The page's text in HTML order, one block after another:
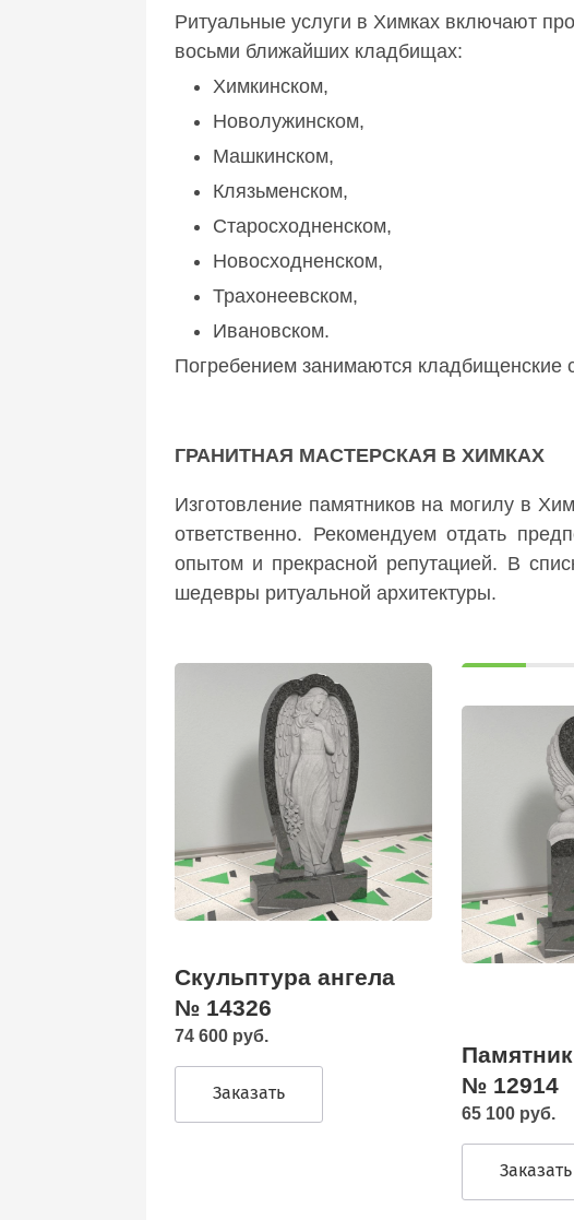
Ритуальные услуги в Химках включают
восьми ближайших кладбищах:
Химкинском,
Новолужинском,
Машкинском,
Клязьменском,
Старосходненском,
Новосходненском,
Трахонеевском,
Ивановском.
Погребением занимаются кладбищенские
ГРАНИТНАЯ МАСТЕРСКАЯ В ХИМКАХ
Изготовление памятников на могилу в
ответственно. Рекомендуем отдать
опытом и прекрасной репутацией. В
шедевры ритуальной архитектуры.
Скульптура ангела
№ 14326
74 600 руб.
Заказать
№ 12914
65 100 руб.
Заказать